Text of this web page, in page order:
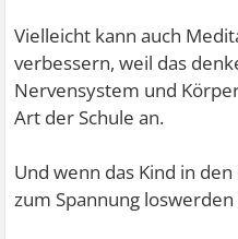
Vielleicht kann auch
verbessern, weil das
Nervensystem und
Art der Schule an.
Und wenn das Kind in
zum Spannung